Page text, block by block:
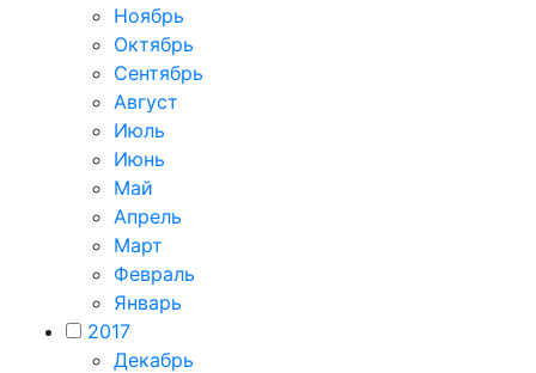
Ноябрь
Октябрь
Сентябрь
Август
Июль
Июнь
Май
Апрель
Март
Февраль
Январь
2017
Декабрь